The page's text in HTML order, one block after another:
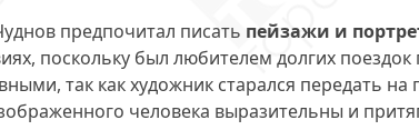
предпочитал писать пейзажи и
поскольку был любителем долгих
так как художник старался передать на
человека выразительны и